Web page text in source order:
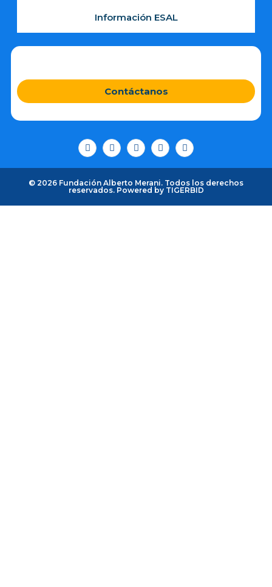
Información ESAL
Contáctanos
© 2026 Fundación Alberto Merani. Todos los derechos
reservados. Powered by TIGERBID